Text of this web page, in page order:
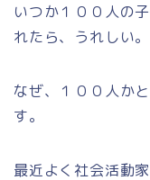
いつか１００人の
れたら、うれしい
なぜ、１００人か
す。
最近よく社会活動